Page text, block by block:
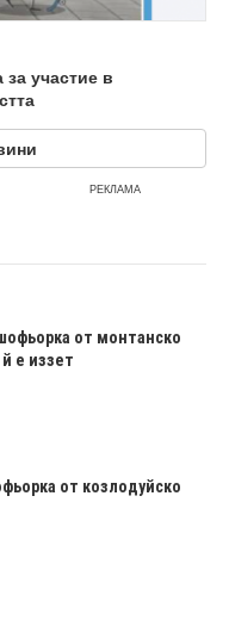
участие в
РЕКЛАМА
от монтанско
е иззет
от козлодуйско